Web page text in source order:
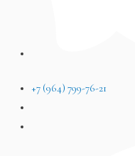
+7 (964) 799-76-21